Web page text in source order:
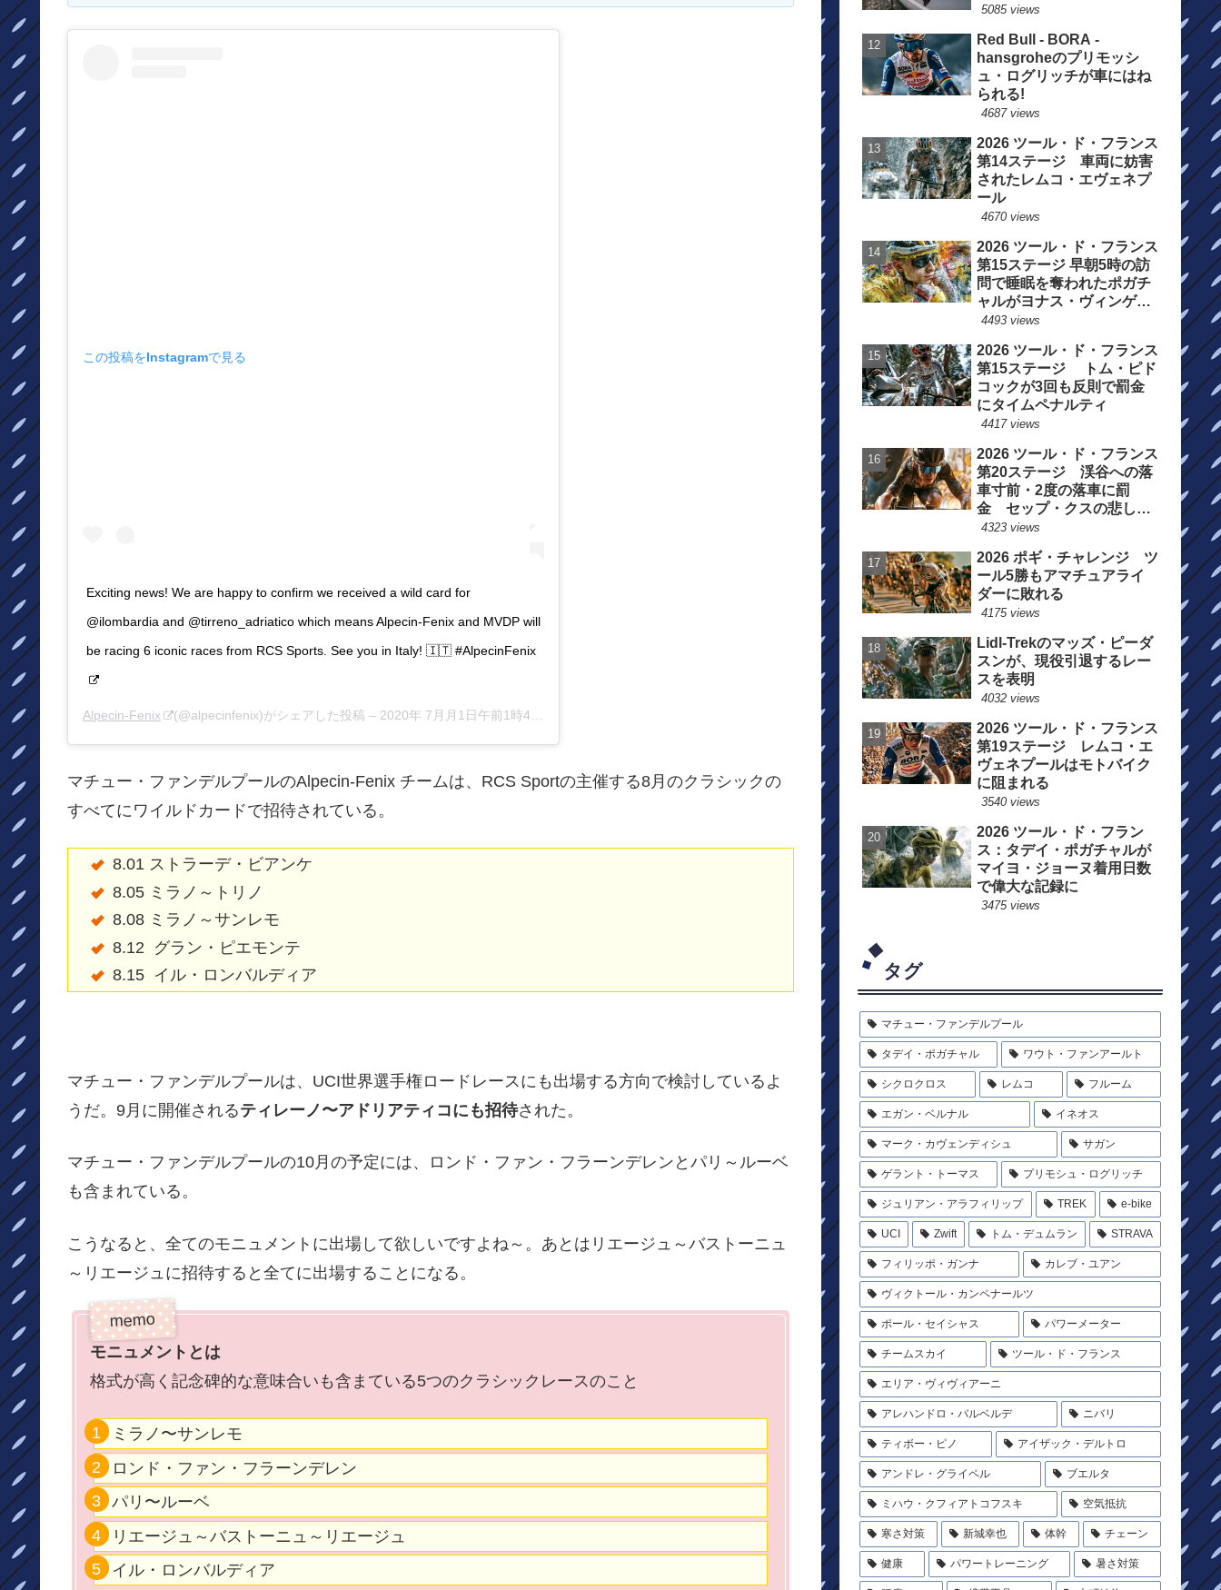
この投稿をInstagramで見る
Exciting news! We are happy to confirm we received a wild card for
@ilombardia and @tirreno_adriatico which means Alpecin-Fenix and MVDP will
be racing 6 iconic races from RCS Sports. See you in Italy! 🇮🇹 #AlpecinFenix
Alpecin-Fenix (@alpecinfenix)がシェアした投稿 – 2020年 7月月1日午前1時42分PDT
マチュー・ファンデルプールのAlpecin-Fenix チームは、RCS Sportの主催する8月のクラシックの
すべてにワイルドカードで招待されている。
8.01 ストラーデ・ビアンケ
8.05 ミラノ～トリノ
8.08 ミラノ～サンレモ
8.12 グラン・ピエモンテ
8.15 イル・ロンバルディア
マチュー・ファンデルプールは、UCI世界選手権ロードレースにも出場する方向で検討しているよ
うだ。9月に開催されるティレーノ〜アドリアティコにも招待された。
マチュー・ファンデルプールの10月の予定には、ロンド・ファン・フラーンデレンとパリ～ルーベ
も含まれている。
こうなると、全てのモニュメントに出場して欲しいですよね～。あとはリエージュ～バストーニュ
～リエージュに招待すると全てに出場することになる。
モニュメントとは
格式が高く記念碑的な意味合いも含まている5つのクラシックレースのこと
ミラノ〜サンレモ
ロンド・ファン・フラーンデレン
パリ〜ルーベ
リエージュ～バストーニュ～リエージュ
イル・ロンバルディア
5085 views
Red Bull - BORA -
hansgroheのプリモッシ
ュ・ログリッチが車にはね
られる!
4687 views
2026 ツール・ド・フランス
第14ステージ 車両に妨害
されたレムコ・エヴェネプ
ール
4670 views
2026 ツール・ド・フランス
第15ステージ 早朝5時の訪
問で睡眠を奪われたポガチ
ャルがヨナス・ヴィンゲゴ
ーの離脱を惜しむ
4493 views
2026 ツール・ド・フランス
第15ステージ トム・ピド
コックが3回も反則で罰金
にタイムペナルティ
4417 views
2026 ツール・ド・フランス
第20ステージ 渓谷への落
車寸前・2度の落車に罰
金 セップ・クスの悲しい
一日
4323 views
2026 ポギ・チャレンジ ツ
ール5勝もアマチュアライ
ダーに敗れる
4175 views
Lidl-Trekのマッズ・ピーダ
スンが、現役引退するレー
スを表明
4032 views
2026 ツール・ド・フランス
第19ステージ レムコ・エ
ヴェネプールはモトバイク
に阻まれる
3540 views
2026 ツール・ド・フラン
ス：タデイ・ポガチャルが
マイヨ・ジョーヌ着用日数
で偉大な記録に
3475 views
タグ
マチュー・ファンデルプール
タデイ・ポガチャル ワウト・ファンアールト
シクロクロス レムコ フルーム
エガン・ベルナル イネオス
マーク・カヴェンディシュ サガン
ゲラント・トーマス プリモシュ・ログリッチ
ジュリアン・アラフィリップ TREK e-bike
UCI Zwift トム・デュムラン STRAVA
フィリッポ・ガンナ カレブ・ユアン
ヴィクトール・カンペナールツ
ポール・セイシャス パワーメーター
チームスカイ ツール・ド・フランス
エリア・ヴィヴィアーニ
アレハンドロ・バルベルデ ニバリ
ティボー・ピノ アイザック・デルトロ
アンドレ・グライペル ブエルタ
ミハウ・クフィアトコフスキ 空気抵抗
寒さ対策 新城幸也 体幹 チェーン
健康 パワートレーニング 暑さ対策